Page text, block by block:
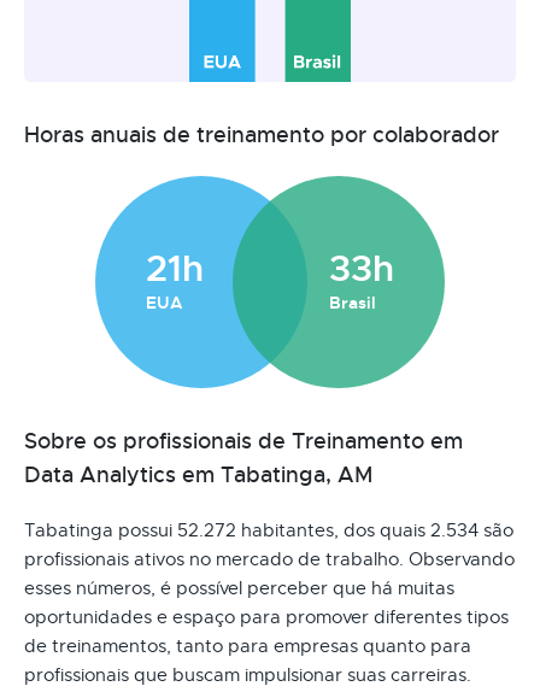
Horas anuais de treinamento por colaborador
21h
EUA
33h
Brasil
Sobre os profissionais de Treinamento em
Data Analytics em Tabatinga, AM
Tabatinga possui 52.272 habitantes, dos quais 2.534 são
profissionais ativos no mercado de trabalho. Observando
esses números, é possível perceber que há muitas
oportunidades e espaço para promover diferentes tipos
de treinamentos, tanto para empresas quanto para
profissionais que buscam impulsionar suas carreiras.